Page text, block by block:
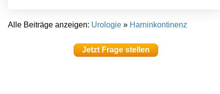
Alle Beiträge anzeigen: Urologie » Harninkontinenz
Jetzt Frage stellen